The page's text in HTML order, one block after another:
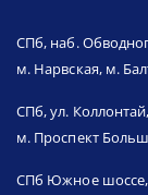
СПб, наб.
м. Нарвская, м.
СПб, ул.
м. Проспект
СПб Южное шоссе,